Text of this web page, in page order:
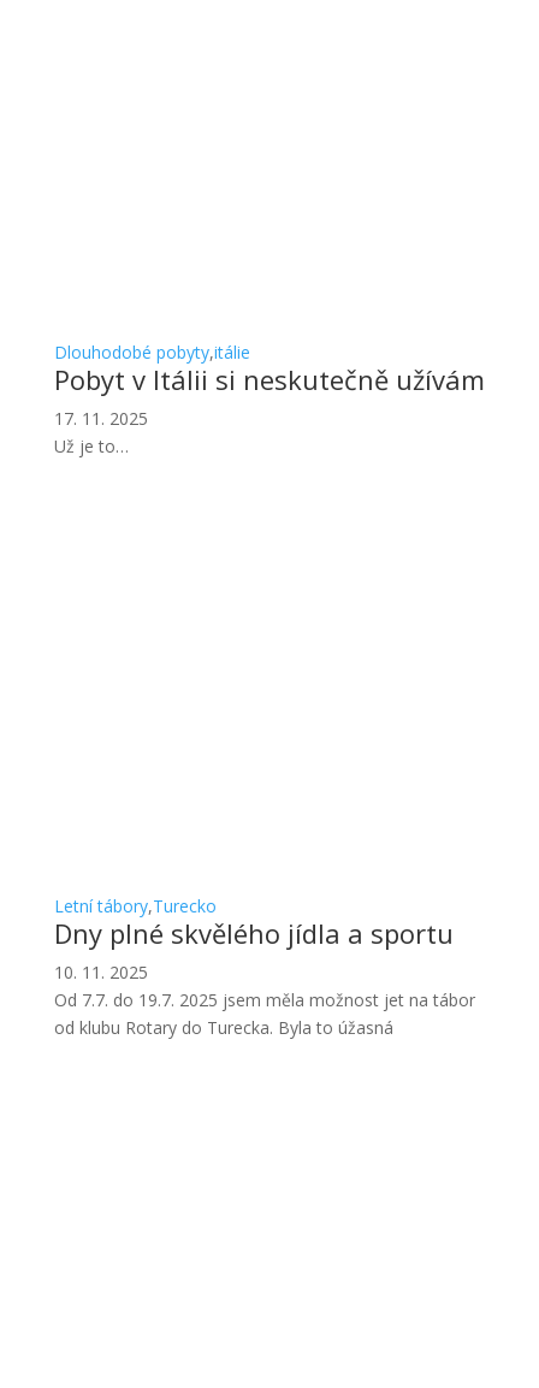
Dlouhodobé pobyty,itálie
Pobyt v Itálii si neskutečně užívám
17. 11. 2025
Už je to…
Letní tábory,Turecko
Dny plné skvělého jídla a sportu
10. 11. 2025
Od 7.7. do 19.7. 2025 jsem měla možnost jet na tábor
od klubu Rotary do Turecka. Byla to úžasná